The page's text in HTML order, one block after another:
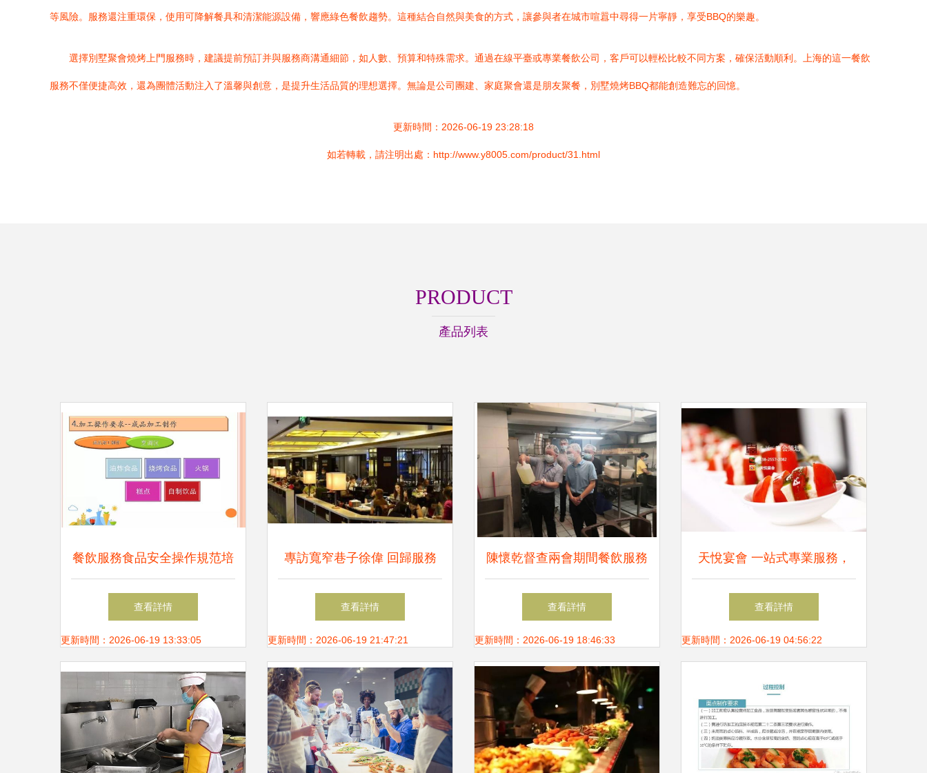
等風險。服務還注重環保，使用可降解餐具和清潔能源設備，響應綠色餐飲趨勢。這種結合自然與美食的方式，讓參與者在城市喧囂中尋得一片寧靜，享受BBQ的樂趣。
選擇別墅聚會燒烤上門服務時，建議提前預訂并與服務商溝通細節，如人數、預算和特殊需求。通過在線平臺或專業餐飲公司，客戶可以輕松比較不同方案，確保活動順利。上海的這一餐飲
服務不僅便捷高效，還為團體活動注入了溫馨與創意，是提升生活品質的理想選擇。無論是公司團建、家庭聚會還是朋友聚餐，別墅燒烤BBQ都能創造難忘的回憶。
更新時間：2026-06-19 23:28:18
如若轉載，請注明出處：http://www.y8005.com/product/31.html
PRODUCT
產品列表
餐飲服務食品安全操作規范培
訓
查看詳情
更新時間：2026-06-19 13:33:05
專訪寬窄巷子徐偉 回歸服務
本質，以創新產品預見餐飲未
來
查看詳情
更新時間：2026-06-19 21:47:21
陳懷乾督查兩會期間餐飲服務
食品安全保障工作
查看詳情
更新時間：2026-06-19 18:46:33
天悅宴會 一站式專業服務，
打造企業盛會的卓越體驗
查看詳情
更新時間：2026-06-19 04:56:22